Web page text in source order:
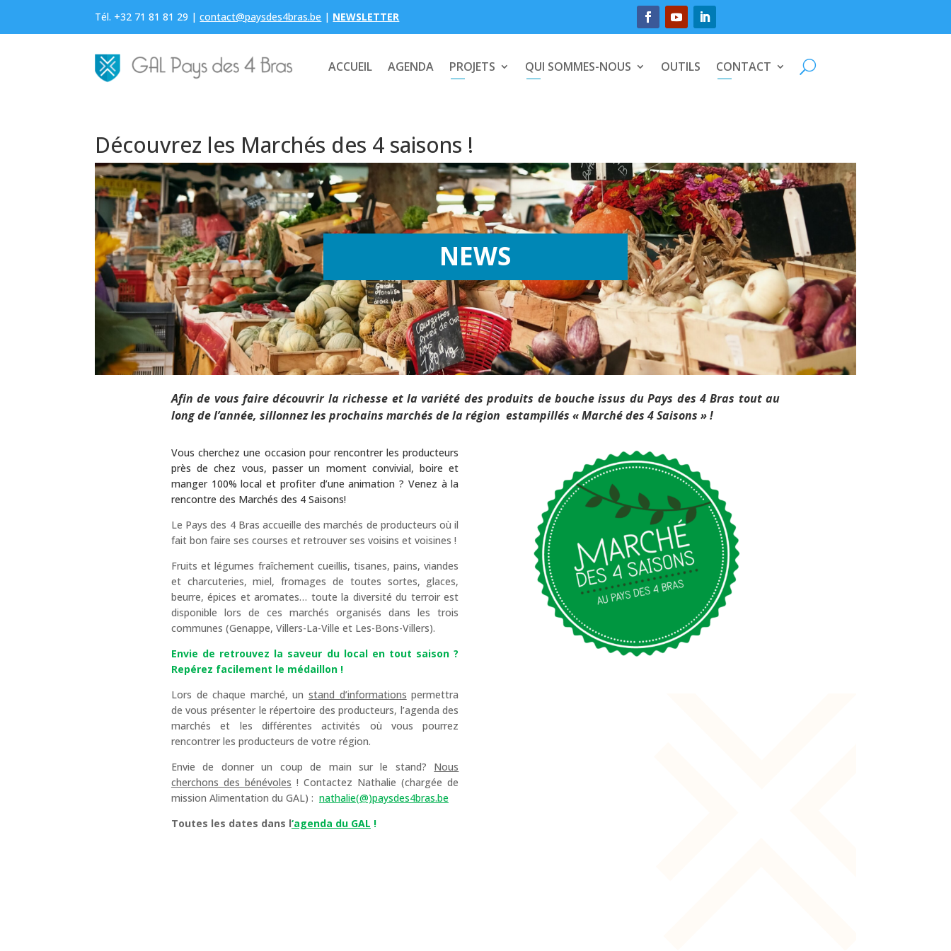
Tél. +32 71 81 81 29 | contact@paysdes4bras.be | NEWSLETTER
ACCUEIL AGENDA PROJETS QUI SOMMES-NOUS OUTILS CONTACT
Découvrez les Marchés des 4 saisons !
NEWS
Afin de vous faire découvrir la richesse et la variété des produits de bouche issus du Pays des 4 Bras tout au
long de l’année, sillonnez les prochains marchés de la région estampillés « Marché des 4 Saisons » !
Vous cherchez une occasion pour rencontrer les producteurs
près de chez vous, passer un moment convivial, boire et
manger 100% local et profiter d’une animation ? Venez à la
rencontre des Marchés des 4 Saisons!
Le Pays des 4 Bras accueille des marchés de producteurs où il
fait bon faire ses courses et retrouver ses voisins et voisines !
Fruits et légumes fraîchement cueillis, tisanes, pains, viandes
et charcuteries, miel, fromages de toutes sortes, glaces,
beurre, épices et aromates… toute la diversité du terroir est
disponible lors de ces marchés organisés dans les trois
communes (Genappe, Villers-La-Ville et Les-Bons-Villers).
Envie de retrouvez la saveur du local en tout saison ?
Repérez facilement le médaillon !
Lors de chaque marché, unstand d’informations permettra
de vous présenter le répertoire des producteurs, l’agenda des
marchés et les différentes activités où vous pourrez
rencontrer les producteurs de votre région.
Envie de donner un coup de main sur le stand? Nous
cherchons des bénévoles ! Contactez Nathalie (chargée de
mission Alimentation du GAL) : nathalie(@)paysdes4bras.be
Toutes les dates dans l‘agenda du GAL !